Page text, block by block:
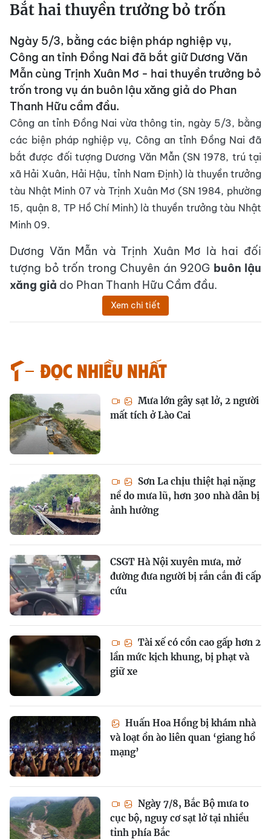
Bắt hai thuyền trưởng bỏ trốn
Ngày 5/3, bằng các biện pháp nghiệp vụ,
Công an tỉnh Đồng Nai đã bắt giữ Dương Văn
Mẫn cùng Trịnh Xuân Mơ - hai thuyền trưởng bỏ
trốn trong vụ án buôn lậu xăng giả do Phan
Thanh Hữu cầm đầu.
Công an tỉnh Đồng Nai vừa thông tin, ngày 5/3, bằng
các biện pháp nghiệp vụ, Công an tỉnh Đồng Nai đã
bắt được đối tượng Dương Văn Mẫn (SN 1978, trú tại
xã Hải Xuân, Hải Hậu, tỉnh Nam Định) là thuyền trưởng
tàu Nhật Minh 07 và Trịnh Xuân Mơ (SN 1984, phường
15, quận 8, TP Hồ Chí Minh) là thuyền trưởng tàu Nhật
Minh 09.
Dương Văn Mẫn và Trịnh Xuân Mơ là hai đối
tượng bỏ trốn trong Chuyên án 920G buôn lậu
xăng giả do Phan Thanh Hữu Cầm đầu.
Xem chi tiết
Đọc nhiều nhất
Mưa lớn gây sạt lở, 2 người
mất tích ở Lào Cai
Sơn La chịu thiệt hại nặng
nề do mưa lũ, hơn 300 nhà dân bị
ảnh hưởng
CSGT Hà Nội xuyên mưa, mở
đường đưa người bị rắn cắn đi cấp
cứu
Tài xế có cồn cao gấp hơn 2
lần mức kịch khung, bị phạt và
giữ xe
Huấn Hoa Hồng bị khám nhà
và loạt ồn ào liên quan ‘giang hồ
mạng’
Ngày 7/8, Bắc Bộ mưa to
cục bộ, nguy cơ sạt lở tại nhiều
tỉnh phía Bắc